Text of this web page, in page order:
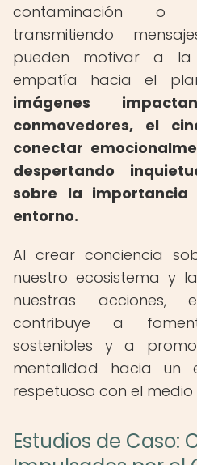
contaminación o
transmitiendo
pueden motivar a
empatía hacia el
imágenes
conmovedores, el
conectar
despertando
sobre la
entorno.
Al crear conciencia
nuestro ecosistema y
nuestras acciones,
contribuye a
sostenibles y a
mentalidad hacia un
respetuoso con el
Estudios de Caso: